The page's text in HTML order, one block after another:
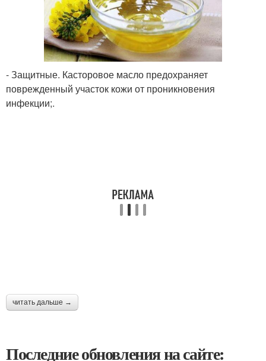
- Защитные. Касторовое масло предохраняет
поврежденный участок кожи от проникновения
инфекции;.
читать дальше →
Последние обновления на сайте: